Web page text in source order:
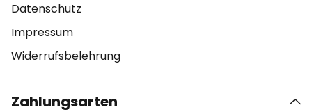
Datenschutz
Impressum
Widerrufsbelehrung
Zahlungsarten